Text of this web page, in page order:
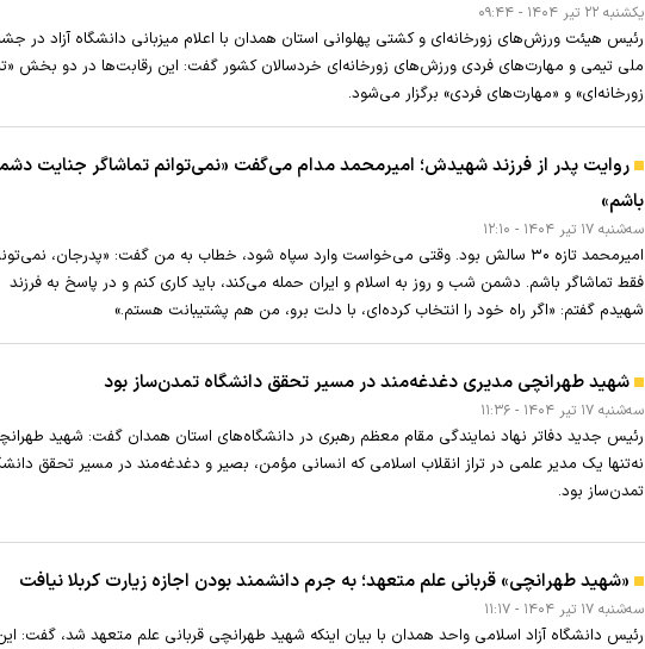
يکشنبه ۲۲ تير ۱۴۰۴ - ۰۹:۴۴
رئیس هیئت ورزش‌های زورخانه‌ای و کشتی پهلوانی استان همدان با اعلام میزبانی دانشگاه آزاد در
ملی تیمی و مهارت‌های فردی ورزش‌های زورخانه‌ای خردسالان کشور گفت: این رقابت‌ها در دو بخش
زورخانه‌ای» و «مهارت‌های فردی» برگزار می‌شود.
روایت پدر از فرزند شهیدش؛ امیرمحمد مدام می‌گفت «نمی‌توانم تماشاگر جنایت
باشم»
سه‌شنبه ۱۷ تير ۱۴۰۴ - ۱۲:۱۰
امیرمحمد تازه ۳۰ سالش بود. وقتی می‌خواست وارد سپاه شود، خطاب به من گفت: «پدرجان،
فقط تماشاگر باشم. دشمن شب و روز به اسلام و ایران حمله می‌کند، باید کاری کنم و در پاسخ به فرزند
شهیدم گفتم: «اگر راه خود را انتخاب کرده‌ای، با دلت برو، من هم پشتیبانت هستم.»
شهید طهرانچی مدیری دغدغه‌مند در مسیر تحقق دانشگاه تمدن‌ساز بود
سه‌شنبه ۱۷ تير ۱۴۰۴ - ۱۱:۳۶
رئیس جدید دفاتر نهاد نمایندگی مقام معظم رهبری در دانشگاه‌های استان همدان گفت: شهید
نه‌تنها یک مدیر علمی در تراز انقلاب اسلامی که انسانی مؤمن، بصیر و دغدغه‌مند در مسیر تحقق
تمدن‌ساز بود.
«شهید طهرانچی» قربانی علم متعهد؛ به جرم دانشمند بودن اجازه زیارت کربلا نیافت
سه‌شنبه ۱۷ تير ۱۴۰۴ - ۱۱:۱۷
رئیس دانشگاه آزاد اسلامی واحد همدان با بیان اینکه شهید طهرانچی قربانی علم متعهد شد، گفت: